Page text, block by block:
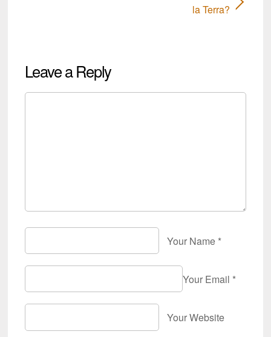
la Terra?
Leave a Reply
Your Name *
Your Email *
Your Website